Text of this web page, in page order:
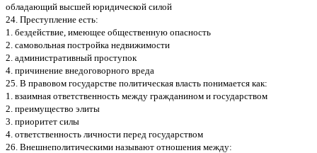
обладающий высшей юридической силой
24. Преступление есть:
1. бездействие, имеющее общественную опасность
2. самовольная постройка недвижимости
2. административный проступок
4. причинение внедоговорного вреда
25. В правовом государстве политическая власть понимается как:
1. взаимная ответственность между гражданином и государством
2. преимущество элиты
3. приоритет силы
4. ответственность личности перед государством
26. Внешнеполитическими называют отношения между: